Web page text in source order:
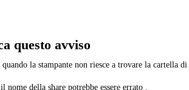
questo avviso
quando la stampante non riesce a trovare la cartella
nome della share potrebbe essere errato .